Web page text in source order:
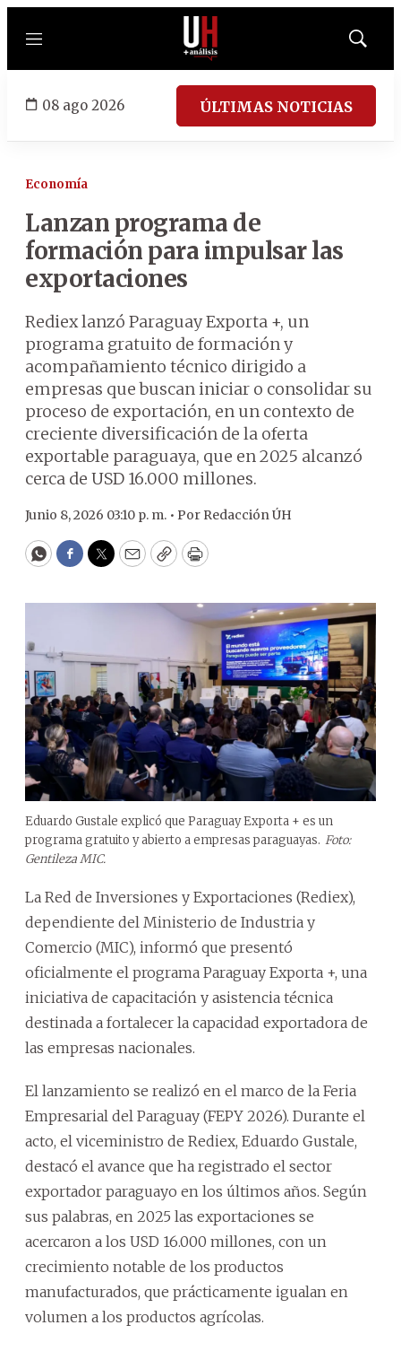
Menú
Mostrar
08 ago 2026 ÚLTIMAS NOTICIAS
Economía
Lanzan programa de
formación para impulsar las
exportaciones
Rediex lanzó Paraguay Exporta +, un
programa gratuito de formación y
acompañamiento técnico dirigido a
empresas que buscan iniciar o consolidar su
proceso de exportación, en un contexto de
creciente diversificación de la oferta
exportable paraguaya, que en 2025 alcanzó
cerca de USD 16.000 millones.
Junio 8, 2026 03:10 p. m. • Por Redacción ÚH
WhatsApp
Facebook
Twitter
EmailCopyPrint
Eduardo Gustale explicó que Paraguay Exporta + es un
programa gratuito y abierto a empresas paraguayas. Foto:
Gentileza MIC.
La Red de Inversiones y Exportaciones (Rediex),
dependiente del Ministerio de Industria y
Comercio (MIC), informó que presentó
oficialmente el programa Paraguay Exporta +, una
iniciativa de capacitación y asistencia técnica
destinada a fortalecer la capacidad exportadora de
las empresas nacionales.
El lanzamiento se realizó en el marco de la Feria
Empresarial del Paraguay (FEPY 2026). Durante el
acto, el viceministro de Rediex, Eduardo Gustale,
destacó el avance que ha registrado el sector
exportador paraguayo en los últimos años. Según
sus palabras, en 2025 las exportaciones se
acercaron a los USD 16.000 millones, con un
crecimiento notable de los productos
manufacturados, que prácticamente igualan en
volumen a los productos agrícolas.